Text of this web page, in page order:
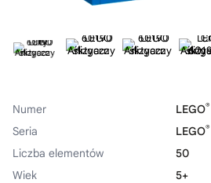
Numer LEGO®
Seria
LEGO®
Liczba elementów
50
Wiek
5+